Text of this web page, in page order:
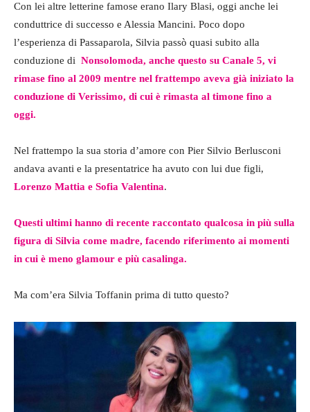
Con lei altre letterine famose erano Ilary Blasi, oggi anche lei
conduttrice di successo e Alessia Mancini. Poco dopo
l’esperienza di Passaparola, Silvia passò quasi subito alla
conduzione di Nonsolomoda, anche questo su Canale 5, vi
rimase fino al 2009 mentre nel frattempo aveva già iniziato la
conduzione di Verissimo, di cui è rimasta al timone fino a
oggi.
Nel frattempo la sua storia d’amore con Pier Silvio Berlusconi
andava avanti e la presentatrice ha avuto con lui due figli,
Lorenzo Mattia e Sofia Valentina.
Questi ultimi hanno di recente raccontato qualcosa in più sulla
figura di Silvia come madre, facendo riferimento ai momenti
in cui è meno glamour e più casalinga.
Ma com’era Silvia Toffanin prima di tutto questo?